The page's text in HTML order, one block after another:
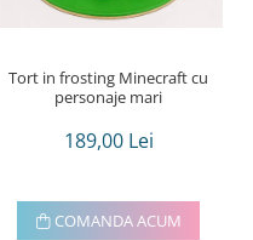
Tort in frosting Minecraft cu
personaje mari
189,00 Lei
COMANDA ACUM